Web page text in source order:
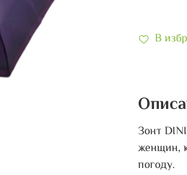
В
Зонт
женщин,
погоду.